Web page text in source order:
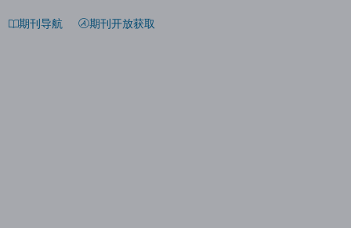
期刊导航 期刊开放获取